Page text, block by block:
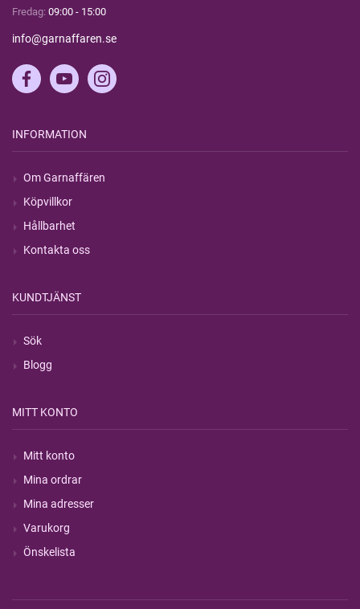
Fredag: 09:00 - 15:00
info@garnaffaren.se
INFORMATION
Om Garnaffären
Köpvillkor
Hållbarhet
Kontakta oss
KUNDTJÄNST
Sök
Blogg
MITT KONTO
Mitt konto
Mina ordrar
Mina adresser
Varukorg
Önskelista